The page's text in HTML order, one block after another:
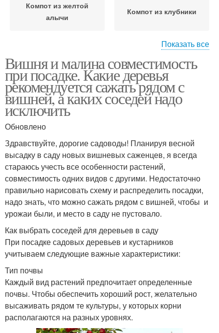
Компот из желтой
алычи
Компот из клубники
Компот из малины
Показать все
Вишня и малина совместимость
при посадке. Какие деревья
рекомендуется сажать рядом с
вишней, а каких соседей надо
исключить
Обновлено
Здравствуйте, дорогие садоводы! Планируя весной
высадку в саду новых вишневых саженцев, я всегда
стараюсь учесть все особенности растений,
совместимость одних видов с другими. Недостаточно
правильно нарисовать схему и распределить посадки,
надо знать, что можно сажать рядом с вишней, чтобы и
урожаи были, и место в саду не пустовало.
Как выбрать соседей для деревьев в саду
При посадке садовых деревьев и кустарников
учитываем следующие важные характеристики:
Тип почвы
Каждый вид растений предпочитает определенные
почвы. Чтобы обеспечить хороший рост, желательно
высаживать рядом те культуры, у которых корни
располагаются на разных уровнях.